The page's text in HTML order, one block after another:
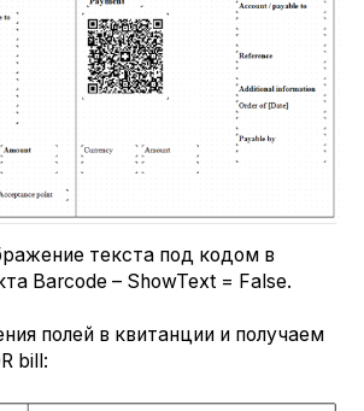
текста под кодом в
Barcode – ShowText = False.
полей в квитанции и получаем
bill: